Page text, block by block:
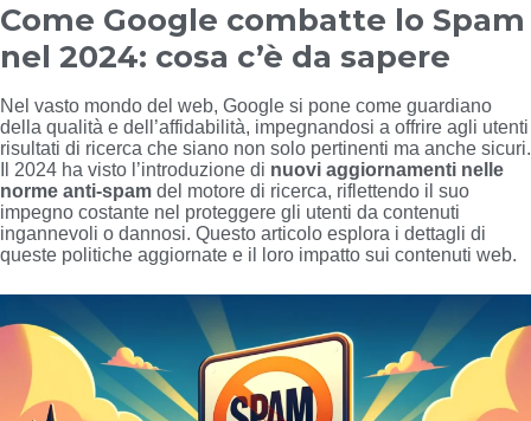
Come Google combatte lo Spam
nel 2024: cosa c’è da sapere
Nel vasto mondo del web, Google si pone come guardiano
della qualità e dell’affidabilità, impegnandosi a offrire agli utenti
risultati di ricerca che siano non solo pertinenti ma anche sicuri.
Il 2024 ha visto l’introduzione di nuovi aggiornamenti nelle
norme anti-spam del motore di ricerca, riflettendo il suo
impegno costante nel proteggere gli utenti da contenuti
ingannevoli o dannosi. Questo articolo esplora i dettagli di
queste politiche aggiornate e il loro impatto sui contenuti web.